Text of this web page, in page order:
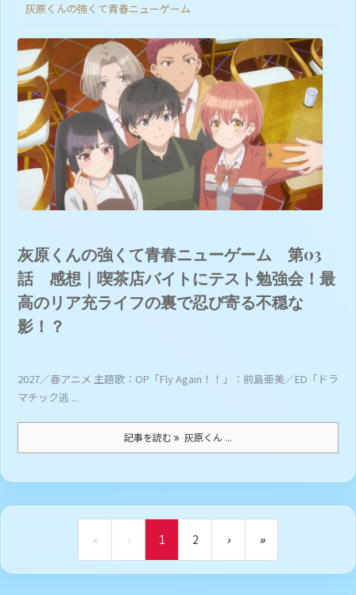
灰原くんの強くて青春ニューゲーム
灰原くんの強くて青春ニューゲーム 第03
話 感想｜喫茶店バイトにテスト勉強会！最
高のリア充ライフの裏で忍び寄る不穏な
影！？
2027／春アニメ 主題歌：OP「Fly Again！！」：前島亜美／ED「ドラ
マチック逃 ...
記事を読む 灰原くん ...
« ‹ 1 2 › »